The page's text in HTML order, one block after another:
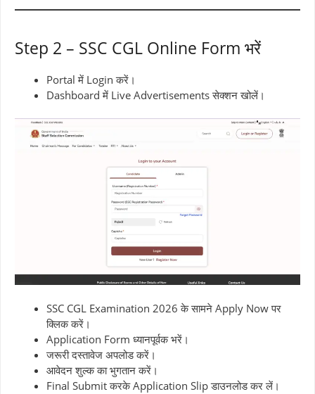
Step 2 – SSC CGL Online Form भरें
Portal में Login करें।
Dashboard में Live Advertisements सेक्शन खोलें।
SSC CGL Examination 2026 के सामने Apply Now पर
क्लिक करें।
Application Form ध्यानपूर्वक भरें।
जरूरी दस्तावेज अपलोड करें।
आवेदन शुल्क का भुगतान करें।
Final Submit करके Application Slip डाउनलोड कर लें।